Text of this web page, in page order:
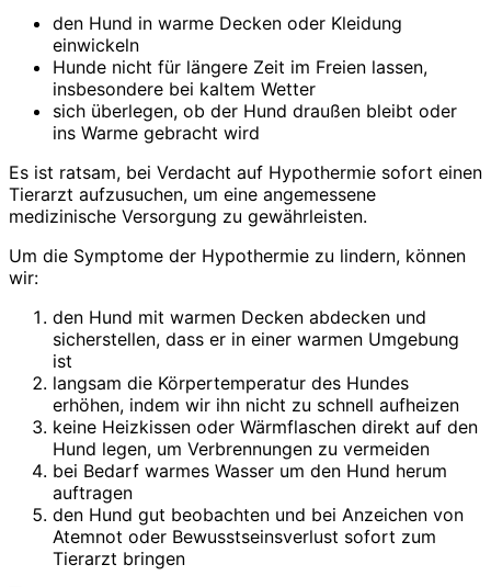
den Hund in warme Decken oder Kleidung
einwickeln
Hunde nicht für längere Zeit im Freien lassen,
insbesondere bei kaltem Wetter
sich überlegen, ob der Hund draußen bleibt oder
ins Warme gebracht wird
Es ist ratsam, bei Verdacht auf Hypothermie sofort einen
Tierarzt aufzusuchen, um eine angemessene
medizinische Versorgung zu gewährleisten.
Um die Symptome der Hypothermie zu lindern, können
wir:
den Hund mit warmen Decken abdecken und
sicherstellen, dass er in einer warmen Umgebung
ist
langsam die Körpertemperatur des Hundes
erhöhen, indem wir ihn nicht zu schnell aufheizen
keine Heizkissen oder Wärmflaschen direkt auf den
Hund legen, um Verbrennungen zu vermeiden
bei Bedarf warmes Wasser um den Hund herum
auftragen
den Hund gut beobachten und bei Anzeichen von
Atemnot oder Bewusstseinsverlust sofort zum
Tierarzt bringen